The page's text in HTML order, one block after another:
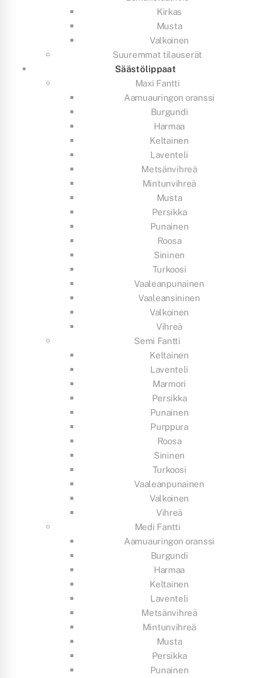
Kirkas
Musta
Valkoinen
Suuremmat tilauserät
Säästölippaat
Maxi Fantti
Aamuauringon oranssi
Burgundi
Harmaa
Keltainen
Laventeli
Metsänvihreä
Mintunvihreä
Musta
Persikka
Punainen
Roosa
Sininen
Turkoosi
Vaaleanpunainen
Vaaleansininen
Valkoinen
Vihreä
Semi Fantti
Keltainen
Laventeli
Marmori
Persikka
Punainen
Purppura
Roosa
Sininen
Turkoosi
Vaaleanpunainen
Valkoinen
Vihreä
Medi Fantti
Aamuauringon oranssi
Burgundi
Harmaa
Keltainen
Laventeli
Metsänvihreä
Mintunvihreä
Musta
Persikka
Punainen